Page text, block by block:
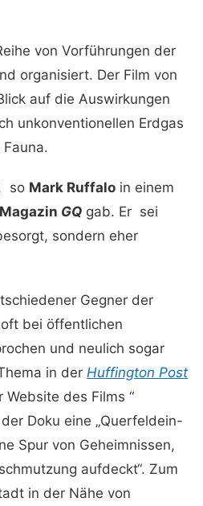
von Vorführungen der
organisiert. Der Film von
auf die Auswirkungen
unkonventionellen Erdgas
so Mark Ruffalo in einem
Magazin GQ gab. Er sei
sondern eher
Gegner der
bei öffentlichen
und neulich sogar
in der Huffington Post
des Films “
Doku eine „Querfeldein-
Spur von Geheimnissen,
aufdeckt“. Zum
in der Nähe von